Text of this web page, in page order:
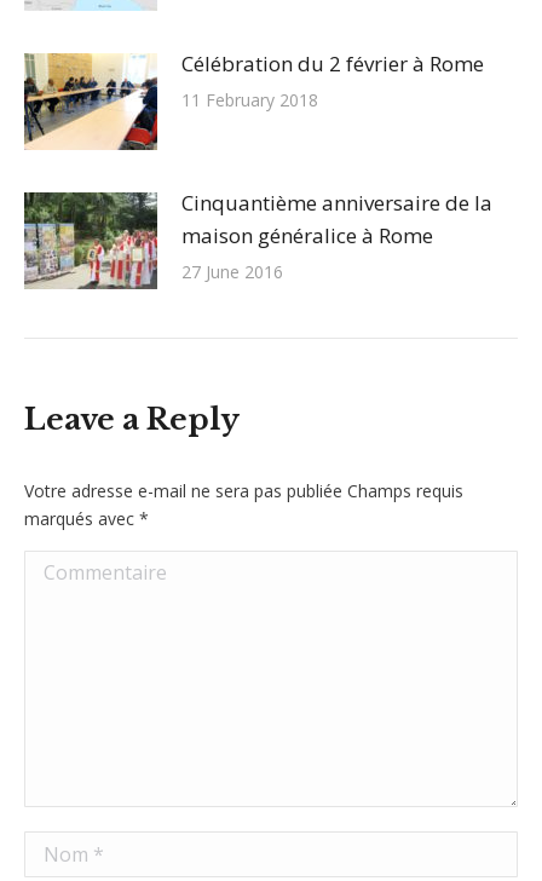
Célébration du 2 février à Rome
11 February 2018
Cinquantième anniversaire de la
maison généralice à Rome
27 June 2016
Leave a Reply
Votre adresse e-mail ne sera pas publiée Champs requis
marqués avec *
Commentaire
Nom *